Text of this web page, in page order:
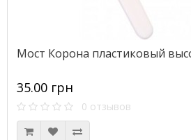
Мост Корона пластиковый
35.00 грн
0 отзывов